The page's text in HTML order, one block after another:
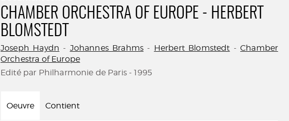
CHAMBER ORCHESTRA OF EUROPE - HERBERT
BLOMSTEDT
Joseph Haydn - Johannes Brahms - Herbert Blomstedt -Chamber
Orchestra of Europe
Edité par Philharmonie de Paris - 1995
Oeuvre Contient